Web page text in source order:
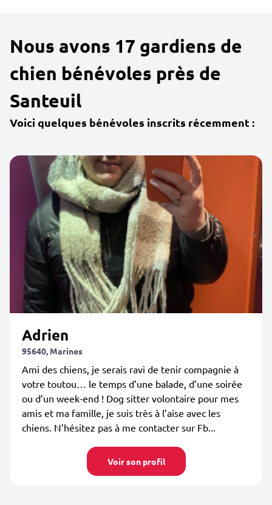
Nous avons 17 gardiens de
chien bénévoles près de
Santeuil
Voici quelques bénévoles inscrits récemment :
Adrien
95640, Marines
Ami des chiens, je serais ravi de tenir compagnie à
votre toutou… le temps d’une balade, d’une soirée
ou d’un week-end ! Dog sitter volontaire pour mes
amis et ma famille, je suis très à l’aise avec les
chiens. N’hésitez pas à me contacter sur Fb...
Voir son profil